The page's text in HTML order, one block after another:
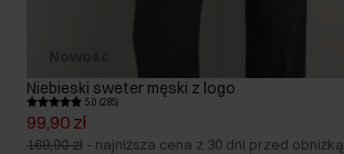
Niebieski sweter męski z logo
5.0 (285)
99,90 zł
169,90 zł - najniższa cena z 30 dni przed obniżką